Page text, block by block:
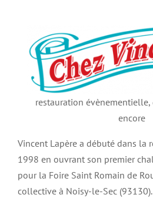
restauration évènementielle,
encore
Vincent Lapère a débuté dans la
1998 en ouvrant son premier
pour la Foire Saint Romain de
collective à Noisy-le-Sec (93130).